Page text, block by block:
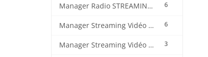
6
Manager Radio STREAMING CENTER
6
Manager Streaming Vidéo TVMCP
3
Manager Streaming Vidéo VDO